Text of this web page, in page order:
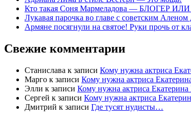
Кто такая Соня Мармеладова — БЛОГЕР
Лукавая парочка во главе с советским
Армяне посягнули на святое! Руки прочь от
Свежие комментарии
Станислава к записи Кому нужна актриса
Марго к записи Кому нужна актриса
Элли к записи Кому нужна актриса
Cергей к записи Кому нужна актриса
Дмитрий к записи Где тусят нудисты…